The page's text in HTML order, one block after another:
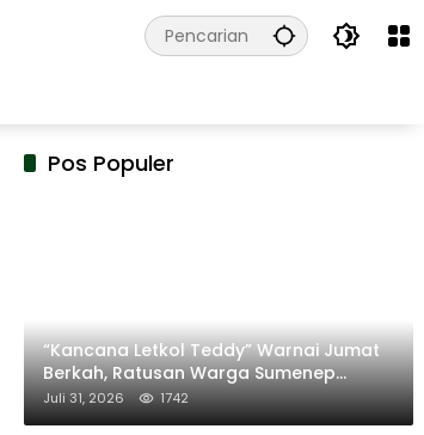
Pos Populer
“Kancana Letkol Teddy” Warnai Jumat
Berkah, Ratusan Warga Sumenep
Terima Nasi Bungkus
Juli 31, 2026 1742